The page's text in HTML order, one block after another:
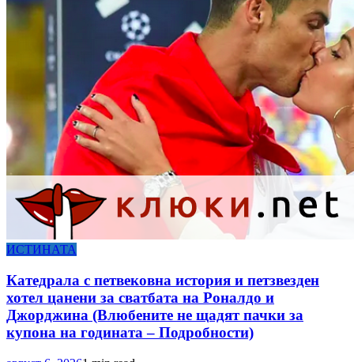
ИСТИНАТА
Катедрала с петвековна история и петзвезден
хотел цанени за сватбата на Роналдо и
Джорджина (Влюбените не щадят пачки за
купона на годината – Подробности)